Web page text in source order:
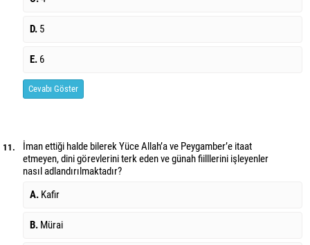
D. 5
E. 6
Cevabı Göster
11.
İman ettiği halde bilerek Yüce Allah’a ve Peygamber’e itaat
etmeyen, dini görevlerini terk eden ve günah fiilllerini işleyenler
nasıl adlandırılmaktadır?
A. Kafir
B. Mürai